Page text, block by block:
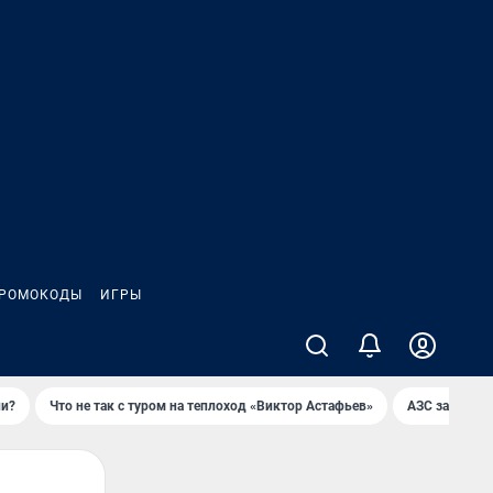
ИГРЫ
Что не так с туром на теплоход «Виктор Астафьев» AЗС